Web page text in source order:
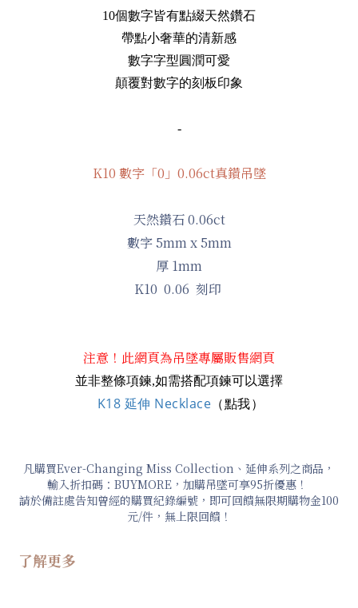
10個數字皆有點綴天然鑽石
帶點小奢華的清新感
數字字型圓潤可愛
顛覆對數字的刻板印象
-
K10 數字「0」0.06ct真鑽吊墜
天然鑽石 0.06ct
數字 5mm x 5mm
厚 1mm
K10 0.06 刻印
注意！此網頁為吊墜專屬販售網頁
並非整條項鍊,如需搭配項鍊可以選擇
K18 延伸 Necklace （點我）
凡購買Ever-Changing Miss Collection、延伸系列之商品，
輸入折扣碼：BUYMORE，加購吊墜可享95折優惠！
請於備註處告知曾經的購買紀錄編號，即可回饋無限期購物金100
元/件，無上限回饋！
了解更多